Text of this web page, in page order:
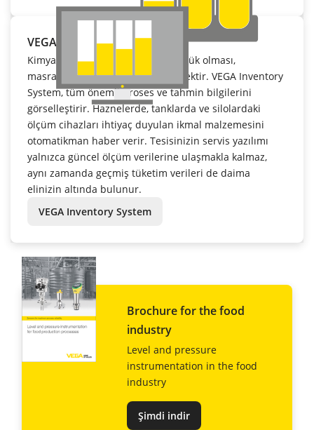
VEGA Inventory System
Kimyasal madde envanterinin düşük olması,
masrafların da düşük olması demektir. VEGA Inventory
System, tüm önemli proses ve tahmin bilgilerini
görselleştirir. Haznelerde, tanklarda ve silolardaki
ölçüm cihazları ihtiyaç duyulan ikmal malzemesini
otomatikman haber verir. Tesisinizin servis yazılımı
yalnızca güncel ölçüm verilerine ulaşmakla kalmaz,
aynı zamanda geçmiş tüketim verileri de daima
elinizin altında bulunur.
VEGA Inventory System
Brochure for the food
industry
Level and pressure
instrumentation in the food
industry
Şimdi indir